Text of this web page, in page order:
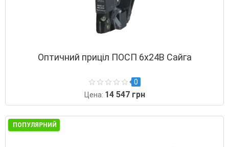
Оптичний приціл ПОСП 6x24В Сайга
0
Цена: 14 547 грн
ПОПУЛЯРНИЙ